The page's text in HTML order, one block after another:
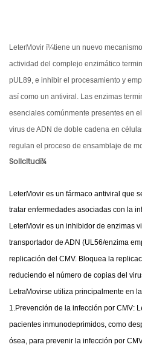
LeterMovir ï¼tiene un nuevo
actividad del complejo enzimático
pUL89, e inhibir el procesamiento y
así como un antiviral. Las enzimas
esenciales comúnmente presentes en
virus de ADN de doble cadena en
regulan el proceso de ensamblaje de
Solicitudï¼
LeterMovir es un fármaco antiviral que
tratar enfermedades asociadas con la
LeterMovir es un inhibidor de enzimas
transportador de ADN (UL56/enzima
replicación del CMV. Bloquea la
reduciendo el número de copias del
LetraMovirse utiliza principalmente en
1.Prevención de la infección por CMV:
pacientes inmunodeprimidos, como
ósea, para prevenir la infección por